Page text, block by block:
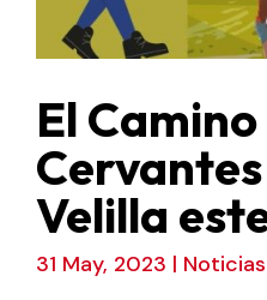
El
Velilla
31 May, 2023 | Noticias